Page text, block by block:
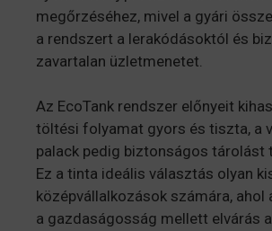
megőrzéséhez, mivel a gyári
a rendszert a lerakódásoktól és
zavartalan üzletmenetet.
Az EcoTank rendszer előnyeit
töltési folyamat gyors és tiszta, a
palack pedig biztonságos tárolást
Ez a tinta ideális választás olyan
középvállalkozások számára, ahol
a gazdaságosság mellett elvárás